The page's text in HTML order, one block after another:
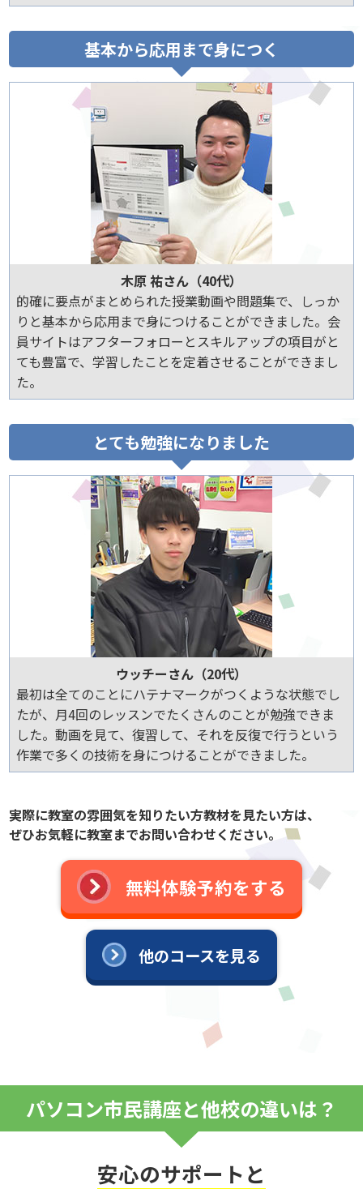
基本から応用まで身につく
木原 祐さん（40代）
的確に要点がまとめられた授業動画や問題集で、しっか
りと基本から応用まで身につけることができました。会
員サイトはアフターフォローとスキルアップの項目がと
ても豊富で、学習したことを定着させることができまし
た。
とても勉強になりました
ウッチーさん（20代）
最初は全てのことにハテナマークがつくような状態でし
たが、月4回のレッスンでたくさんのことが勉強できま
した。動画を見て、復習して、それを反復で行うという
作業で多くの技術を身につけることができました。
実際に教室の雰囲気を知りたい方教材を見たい方は、
ぜひお気軽に教室までお問い合わせください。
無料体験予約をする
他のコースを見る
パソコン市民講座と他校の違いは？
安心のサポートと